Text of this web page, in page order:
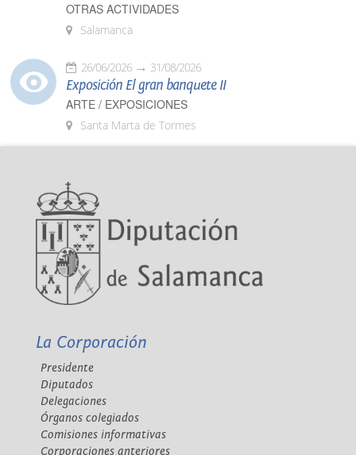
OTRAS ACTIVIDADES
Salamanca
26/06/2026 31/08/2026
Exposición El gran banquete II
ARTE / EXPOSICIONES
Santa Marta de Tormes
La Corporación
Presidente
Diputados
Delegaciones
Órganos colegiados
Comisiones informativas
Corporaciones anteriores